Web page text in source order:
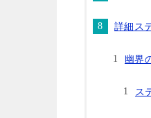
詳細ス
幽界
ス